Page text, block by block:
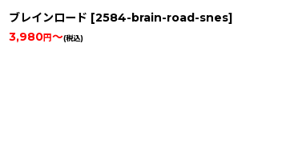
ブレインロード [2584-brain-road-snes]
3,980円～(税込)